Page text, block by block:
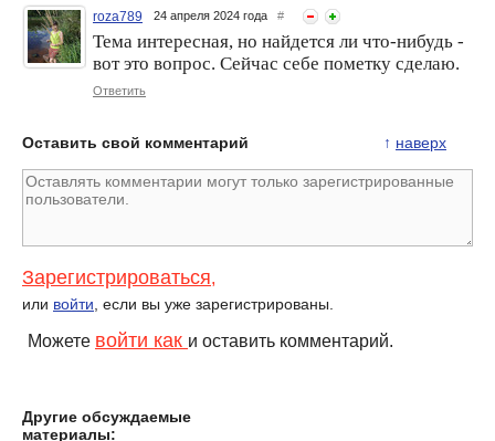
roza789 24 апреля 2024 года #
Тема интересная, но найдется ли что-нибудь -
вот это вопрос. Сейчас себе пометку сделаю.
Ответить
↑ наверх
Оставить свой комментарий
Зарегистрироваться,
или войти , если вы уже зарегистрированы.
Можете войти как и оставить комментарий.
Другие обсуждаемые
материалы: